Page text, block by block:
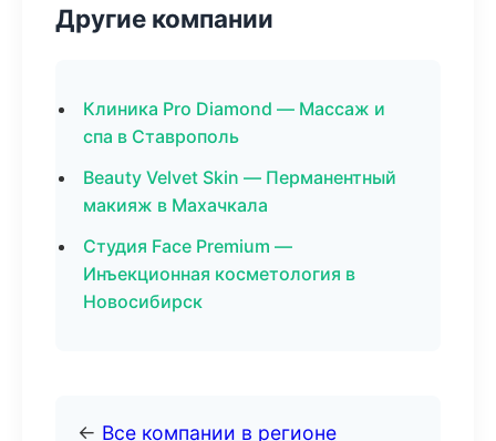
Другие компании
Клиника Pro Diamond — Массаж и
спа в Ставрополь
Beauty Velvet Skin — Перманентный
макияж в Махачкала
Студия Face Premium —
Инъекционная косметология в
Новосибирск
← Все компании в регионе